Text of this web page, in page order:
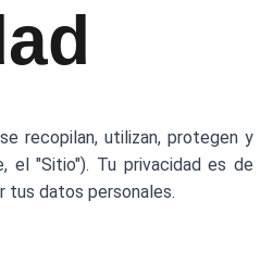
recopilan, utilizan, protegen y
el "Sitio"). Tu privacidad es de
tus datos personales.